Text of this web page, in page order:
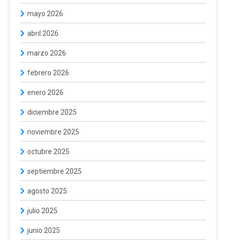
mayo 2026
abril 2026
marzo 2026
febrero 2026
enero 2026
diciembre 2025
noviembre 2025
octubre 2025
septiembre 2025
agosto 2025
julio 2025
junio 2025